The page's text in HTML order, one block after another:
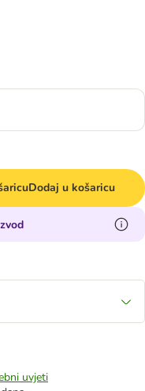
Dodaj u košaricu
uvjeti